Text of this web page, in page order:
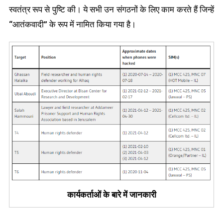
स्वतंत्र रूप से पुष्टि की। ये सभी उन संगठनों के लिए काम करते हैं जिन्हें
“आतंकवादी” के रूप में नामित किया गया है।
कार्यकर्ताओं के बारे में जानकारी